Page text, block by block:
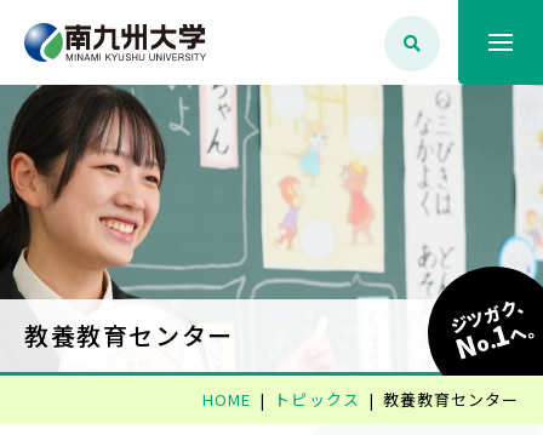
大学案内
学生生活
学部学科・大学院
就職・資格
教養教育センター ジツガク、
No.1へ
HOME トピックス 教養教育センター